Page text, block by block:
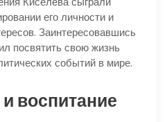
его личности и
Заинтересовавшись
посвятить свою жизнь
событий в мире.
воспитание